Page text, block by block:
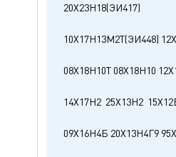
20Х23Н18(ЭИ417)
10Х17Н13М2Т(ЭИ448)
08Х18Н10Т08Х18Н10
14Х17Н2 25Х13Н2
09Х16Н4Б 20Х13Н4Г9